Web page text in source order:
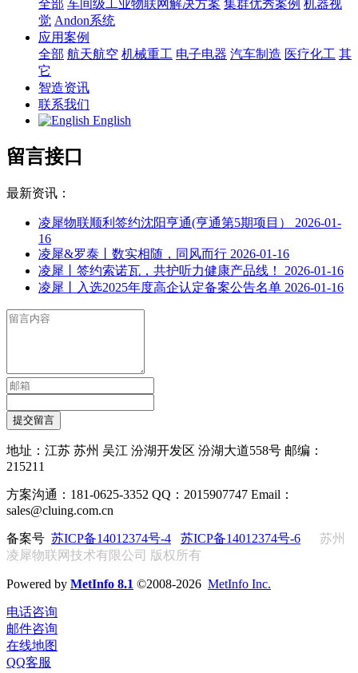
全部 车间级工业物联网解决方案 集群优秀案例 机器视
觉 Andon系统
应用案例
全部 航天航空 机械重工 电子电器 汽车制造 医疗化工 其
它
智造资讯
联系我们
English
留言接口
最新资讯：
凌犀物联顺利签约沈阳亨通(亨通第5期项目） 2026-01-
16
凌犀&罗泰丨数实相随，同风而行 2026-01-16
凌犀丨签约索诺瓦，共护听力健康产品线！ 2026-01-16
凌犀丨入选2025年度高企认定备案公告名单 2026-01-16
提交留言
地址：江苏 苏州 吴江 汾湖开发区 汾湖大道558号 邮编：
215211
方案沟通：181-0625-3352 QQ：2015907747 Email：
sales@cluing.com.cn
备案号 苏ICP备14012374号-4 苏ICP备14012374号-6
苏州
凌犀物联网技术有限公司 版权所有
Powered by MetInfo 8.1 ©2008-2026 MetInfo Inc.
电话咨询
邮件咨询
在线地图
QQ客服